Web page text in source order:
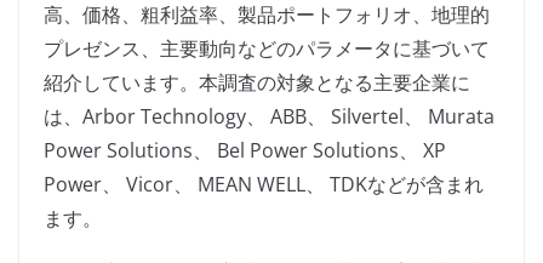
高、価格、粗利益率、製品ポートフォリオ、地理的
プレゼンス、主要動向などのパラメータに基づいて
紹介しています。本調査の対象となる主要企業に
は、Arbor Technology、 ABB、 Silvertel、 Murata
Power Solutions、 Bel Power Solutions、 XP
Power、 Vicor、 MEAN WELL、 TDKなどが含まれ
ます。